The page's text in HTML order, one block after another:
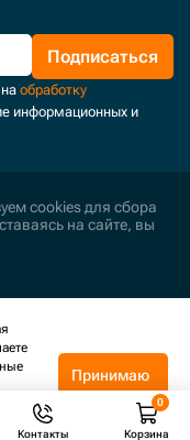
Подписаться
на обработку
информационных и
cookies для сбора
на сайте, вы
Контакты Корзина
Принимаю